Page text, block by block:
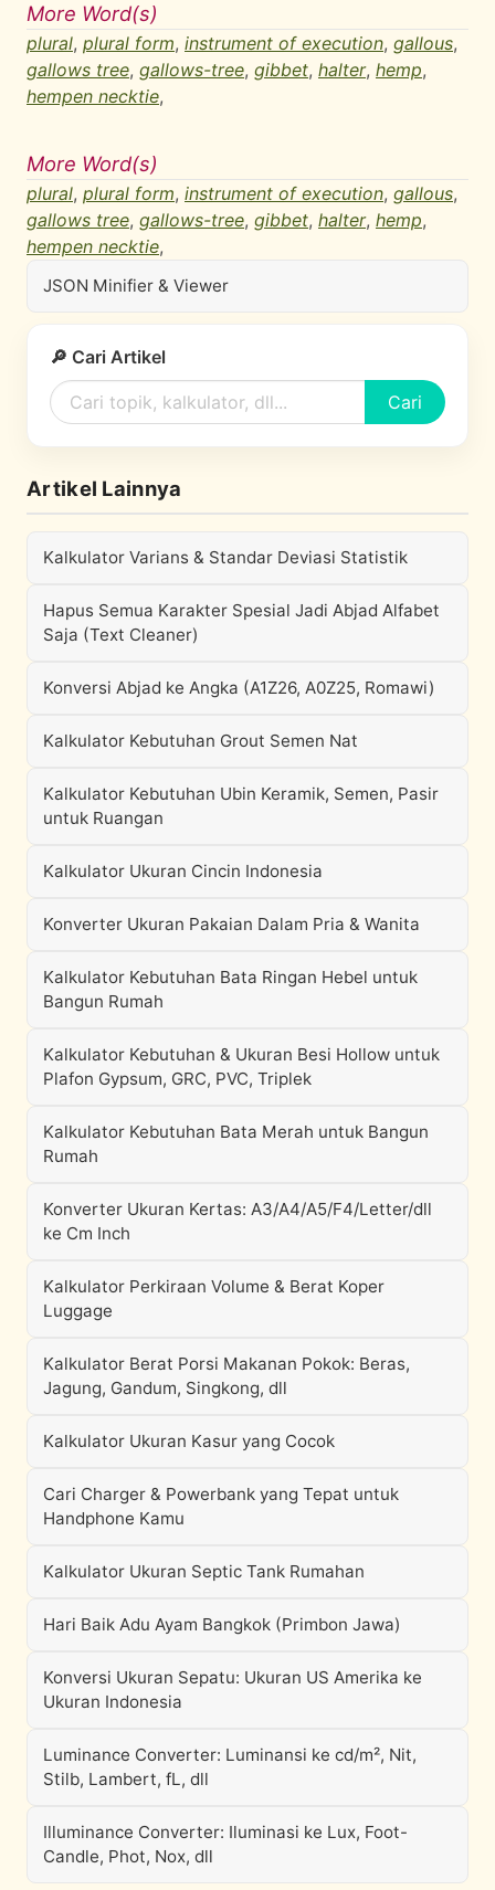
More Word(s)
plural, plural form, instrument of execution, gallous,
gallows tree, gallows-tree, gibbet, halter, hemp,
hempen necktie,
More Word(s)
plural, plural form, instrument of execution, gallous,
gallows tree, gallows-tree, gibbet, halter, hemp,
hempen necktie,
JSON Minifier & Viewer
🔎 Cari Artikel
Cari
Artikel Lainnya
Kalkulator Varians & Standar Deviasi Statistik
Hapus Semua Karakter Spesial Jadi Abjad Alfabet
Saja (Text Cleaner)
Konversi Abjad ke Angka (A1Z26, A0Z25, Romawi)
Kalkulator Kebutuhan Grout Semen Nat
Kalkulator Kebutuhan Ubin Keramik, Semen, Pasir
untuk Ruangan
Kalkulator Ukuran Cincin Indonesia
Konverter Ukuran Pakaian Dalam Pria & Wanita
Kalkulator Kebutuhan Bata Ringan Hebel untuk
Bangun Rumah
Kalkulator Kebutuhan & Ukuran Besi Hollow untuk
Plafon Gypsum, GRC, PVC, Triplek
Kalkulator Kebutuhan Bata Merah untuk Bangun
Rumah
Konverter Ukuran Kertas: A3/A4/A5/F4/Letter/dll
ke Cm Inch
Kalkulator Perkiraan Volume & Berat Koper
Luggage
Kalkulator Berat Porsi Makanan Pokok: Beras,
Jagung, Gandum, Singkong, dll
Kalkulator Ukuran Kasur yang Cocok
Cari Charger & Powerbank yang Tepat untuk
Handphone Kamu
Kalkulator Ukuran Septic Tank Rumahan
Hari Baik Adu Ayam Bangkok (Primbon Jawa)
Konversi Ukuran Sepatu: Ukuran US Amerika ke
Ukuran Indonesia
Luminance Converter: Luminansi ke cd/m², Nit,
Stilb, Lambert, fL, dll
Illuminance Converter: Iluminasi ke Lux, Foot-
Candle, Phot, Nox, dll